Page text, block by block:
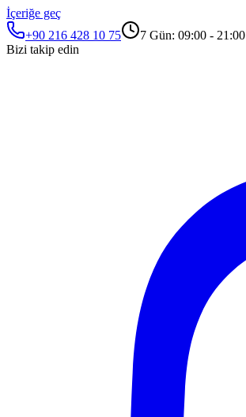
İçeriğe geç
+90 216 428 10 75
7 Gün: 09:00 - 21:00
Bizi takip edin